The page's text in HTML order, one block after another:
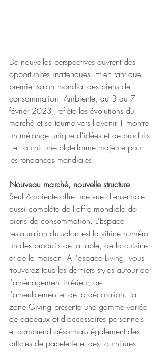
De nouvelles perspectives ouvrent des
opportunités inattendues. Et en tant que
premier salon mondial des biens de
consommation, Ambiente, du 3 au 7
février 2023, reflète les évolutions du
marché et se tourne vers l'avenir. Il montre
un mélange unique d'idées et de produits
- et fournit une plate-forme majeure pour
les tendances mondiales.
Nouveau marché, nouvelle structure
Seul Ambiente offre une vue d'ensemble
aussi complète de l'offre mondiale de
biens de consommation. L'Espace
restauration du salon est la vitrine numéro
un des produits de la table, de la cuisine
et de la maison. A l'espace Living, vous
trouverez tous les derniers styles autour de
l'aménagement intérieur, de
l'ameublement et de la décoration. La
zone Giving présente une gamme variée
de cadeaux et d'accessoires personnels
et comprend désormais également des
articles de papeterie et des fournitures